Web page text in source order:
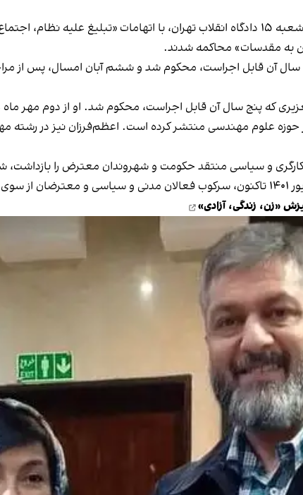
این افراد مدتی بعد از سوی قاضی ابوالقاسم صلواتی، رییس شعبه ۱۵ دادگاه انقلاب تهران،
به مقدسات» محاکمه شدند.
سرابی با حکم دادگاه مجموعا به ۱۷ سال حبس تعزیری که ۱۰ سال آن قابل اجراست، محکوم شد و
که پنج سال آن قابل اجراست، محکوم شد. او از دوم مهر ماه
حوزه علوم مهندسی منتشر کرده است. اعظم‌فرزان نیز در رشته
کارگری و سیاسی منتقد حکومت و شهروندان معترض را بازداشت،
«زن، زندگی، آزادی»